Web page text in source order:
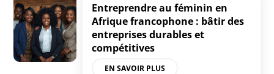
Entreprendre au féminin en
Afrique francophone : bâtir des
entreprises durables et
compétitives
EN SAVOIR PLUS